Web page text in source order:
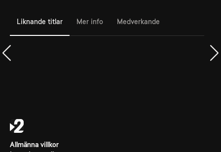
Liknande titlar Mer info Medverkande
Allmänna villkor